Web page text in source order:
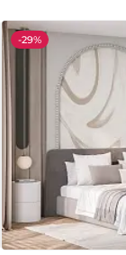
-29%